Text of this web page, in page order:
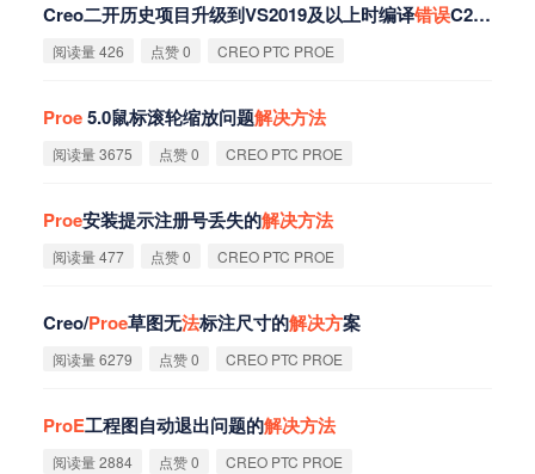
Creo二开历史项目升级到VS2019及以上时编译错误C2664的
阅读量 426 点赞 0 CREO PTC PROE
Proe5.0鼠标滚轮缩放问题解决方法
阅读量 3675 点赞 0 CREO PTC PROE
Proe安装提示注册号丢失的解决方法
阅读量 477 点赞 0 CREO PTC PROE
Creo/Proe草图无法标注尺寸的解决方案
阅读量 6279 点赞 0 CREO PTC PROE
ProE工程图自动退出问题的解决方法
阅读量 2884 点赞 0 CREO PTC PROE